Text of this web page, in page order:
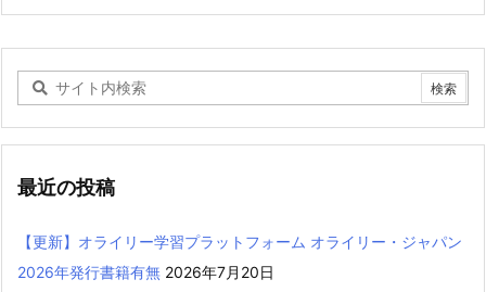
最近の投稿
【更新】オライリー学習プラットフォーム オライリー・ジャパン
2026年発行書籍有無 2026年7月20日